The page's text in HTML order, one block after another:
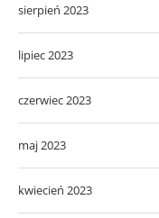
sierpień 2023
lipiec 2023
czerwiec 2023
maj 2023
kwiecień 2023